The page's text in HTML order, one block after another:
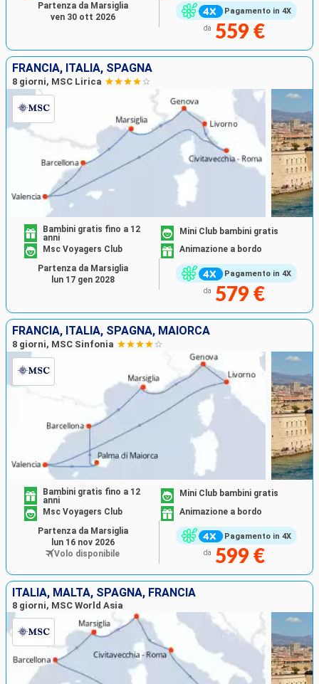
Pagamento in 4X
da 559 €
Partenza da Marsiglia
ven 30 ott 2026
FRANCIA, ITALIA, SPAGNA
8 giorni, MSC Lirica
Pagamento in 4X
Bambini gratis fino a 12
anni
Mini Club bambini gratis
Msc Voyagers Club
Animazione a bordo
da 579 €
Partenza da Marsiglia
lun 17 gen 2028
FRANCIA, ITALIA, SPAGNA, MAIORCA
8 giorni, MSC Sinfonia
Pagamento in 4X
Bambini gratis fino a 12
anni
Mini Club bambini gratis
Msc Voyagers Club
Animazione a bordo
da 599 €
Partenza da Marsiglia
lun 16 nov 2026
Volo disponibile
ITALIA, MALTA, SPAGNA, FRANCIA
8 giorni, MSC World Asia